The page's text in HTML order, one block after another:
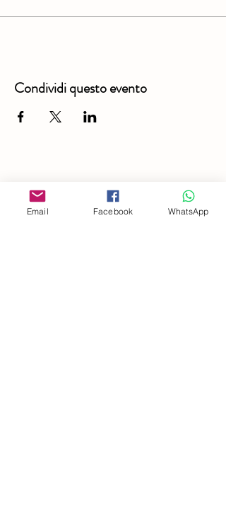
Condividi questo evento
Email Facebook WhatsApp